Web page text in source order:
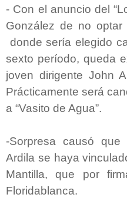
- Con el anuncio del
González de no
donde sería elegido
sexto período, queda
joven dirigente John
Prácticamente será
a “Vasito de Agua”.
-Sorpresa causó
Ardila se haya
Mantilla, que por
Floridablanca.